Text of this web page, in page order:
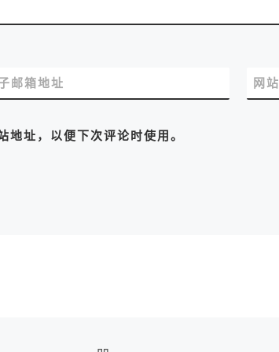
邮箱地址 网
址，以便下次评论时使用。